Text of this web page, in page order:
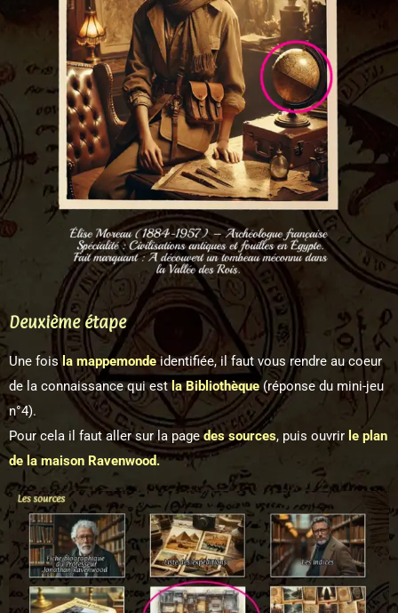
Deuxième étape
Une foisla mappemondeidentifiée, il faut vous rendre au coeur
de la connaissance qui estla Bibliothèque(réponse du mini-jeu
n°4).
Pour cela il faut aller sur la pagedes sources, puis ouvrir le plan
de la maison Ravenwood.